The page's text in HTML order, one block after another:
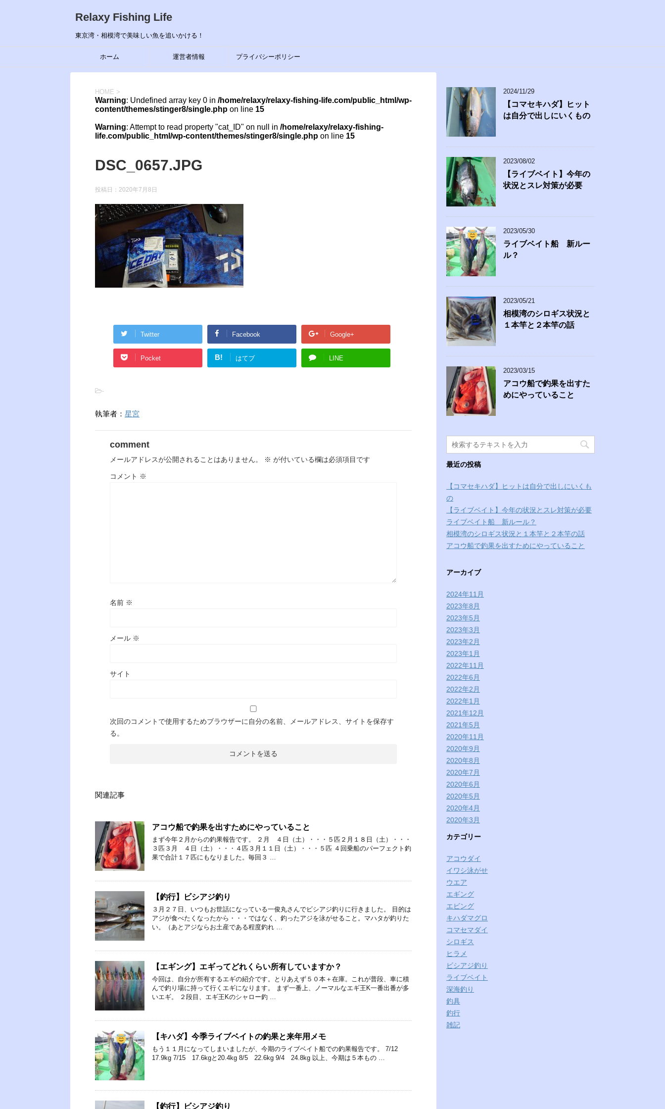
Relaxy Fishing Life
東京湾・相模湾で美味しい魚を追いかける！
ホーム 運営者情報 プライバシーポリシー
HOME >
Warning: Undefined array key 0 in /home/relaxy/relaxy-fishing-life.com/public_html/wp-
content/themes/stinger8/single.php on line 15
Warning: Attempt to read property "cat_ID" on null in /home/relaxy/relaxy-fishing-
life.com/public_html/wp-content/themes/stinger8/single.php on line 15
DSC_0657.JPG
投稿日： 2020年7月8日
Twitter Facebook Google+
Pocket B! はてブ LINE
-
執筆者： 星宮
comment
メールアドレスが公開されることはありません。 ※ が付いている欄は必須項目です
コメント ※
名前 ※
メール ※
サイト
次回のコメントで使用するためブラウザーに自分の名前、メールアドレス、サイトを保存す
る。
関連記事
アコウ船で釣果を出すためにやっていること
まず今年２月からの釣果報告です。 ２月 ４日（土）・・・５匹２月１８日（土）・・・
３匹３月 ４日（土）・・・４匹３月１１日（土）・・・５匹 ４回乗船のパーフェクト釣
果で合計１７匹にもなりました。毎回３ …
【釣行】ビシアジ釣り
３月２７日、いつもお世話になっている一俊丸さんでビシアジ釣りに行きました。 目的は
アジが食べたくなったから・・・ではなく、釣ったアジを泳がせること。マハタが釣りた
い。（あとアジならお土産である程度釣れ …
【エギング】エギってどれくらい所有していますか？
今回は、自分が所有するエギの紹介です。とりあえず５０本＋在庫。これが普段、車に積
んで釣り場に持って行くエギになります。 まず一番上、ノーマルなエギ王K一番出番が多
いエギ。 ２段目、エギ王Kのシャロー釣 …
【キハダ】今季ライブベイトの釣果と来年用メモ
もう１１月になってしまいましたが、今期のライブベイト船での釣果報告です。 7/12
17.9kg 7/15 17.6kgと20.4kg 8/5 22.6kg 9/4 24.8kg 以上、今期は５本もの …
【釣行】ビシアジ釣り
2024/11/29
【コマセキハダ】ヒット
は自分で出しにいくもの
2023/08/02
【ライブベイト】今年の
状況とスレ対策が必要
2023/05/30
ライブベイト船 新ルー
ル？
2023/05/21
相模湾のシロギス状況と
１本竿と２本竿の話
2023/03/15
アコウ船で釣果を出すた
めにやっていること
最近の投稿
【コマセキハダ】ヒットは自分で出しにいくも
の
【ライブベイト】今年の状況とスレ対策が必要
ライブベイト船 新ルール？
相模湾のシロギス状況と１本竿と２本竿の話
アコウ船で釣果を出すためにやっていること
アーカイブ
2024年11月
2023年8月
2023年5月
2023年3月
2023年2月
2023年1月
2022年11月
2022年6月
2022年2月
2022年1月
2021年12月
2021年5月
2020年11月
2020年9月
2020年8月
2020年7月
2020年6月
2020年5月
2020年4月
2020年3月
カテゴリー
アコウダイ
イワシ泳がせ
ウエア
エギング
エビング
キハダマグロ
コマセマダイ
シロギス
ヒラメ
ビシアジ釣り
ライブベイト
深海釣り
釣具
釣行
雑記